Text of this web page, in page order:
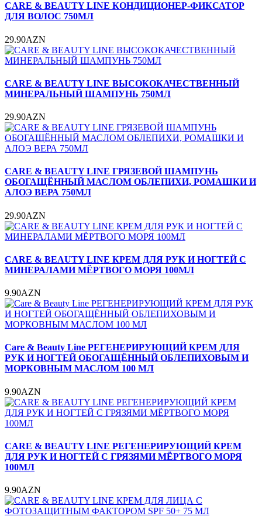
CARE & BEAUTY LINE КОНДИЦИОНЕР-ФИКСАТОР
ДЛЯ ВОЛОС 750МЛ
29.90AZN
CARE & BEAUTY LINE ВЫСОКОКАЧЕСТВЕННЫЙ
МИНЕРАЛЬНЫЙ ШАМПУНЬ 750МЛ
29.90AZN
CARE & BEAUTY LINE ГРЯЗЕВОЙ ШАМПУНЬ
ОБОГАЩЁННЫЙ МАСЛОМ ОБЛЕПИХИ, РОМАШКИ И
АЛОЭ ВЕРА 750МЛ
29.90AZN
CARE & BEAUTY LINE КРЕМ ДЛЯ РУК И НОГТЕЙ С
МИНЕРАЛАМИ МЁРТВОГО МОРЯ 100МЛ
9.90AZN
Care & Beauty Line РЕГЕНЕРИРУЮЩИЙ КРЕМ ДЛЯ
РУК И НОГТЕЙ ОБОГАЩЁННЫЙ ОБЛЕПИХОВЫМ И
МОРКОВНЫМ МАСЛОМ 100 МЛ
9.90AZN
CARE & BEAUTY LINE РЕГЕНЕРИРУЮЩИЙ КРЕМ
ДЛЯ РУК И НОГТЕЙ С ГРЯЗЯМИ МЁРТВОГО МОРЯ
100МЛ
9.90AZN